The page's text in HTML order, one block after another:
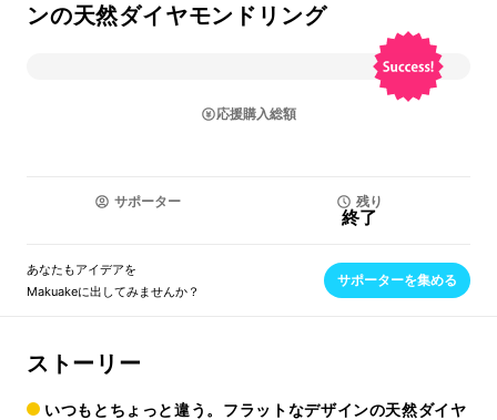
ンの天然ダイヤモンドリング
応援購入総額
サポーター 残り
終了
あなたもアイデアを
Makuakeに出してみませんか？
サポーターを集める
ストーリー
いつもとちょっと違う。フラットなデザインの天然ダイヤ